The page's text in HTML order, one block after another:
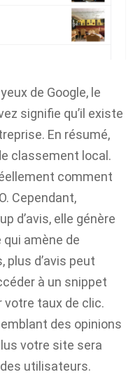
de Google, le
signifie qu’il existe
En résumé,
classement local.
comment
Cependant,
d’avis, elle génère
amène de
plus d’avis peut
à un snippet
votre taux de clic.
des opinions
votre site sera
utilisateurs.